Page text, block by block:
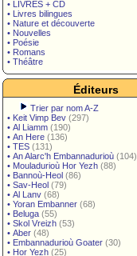
• LIVRES + CD
• Livres bilingues
• Nature et découverte
• Nouvelles
• Poésie
• Romans
• Théâtre
Éditeurs
Trier par nom A-Z
• Keit Vimp Bev (297)
• Al Liamm (190)
• An Here (136)
• TES (131)
• An Alarc'h Embannadurioù (104)
• Mouladurioù Hor Yezh (88)
• Bannoù-Heol (86)
• Sav-Heol (79)
• Al Lanv (68)
• Yoran Embanner (68)
• Beluga (55)
• Skol Vreizh (53)
• Aber (48)
• Embannadurioù Goater (30)
• Hor Yezh (25)